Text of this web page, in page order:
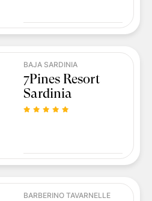
BAJA SARDINIA
7Pines Resort
Sardinia
BARBERINO TAVARNELLE